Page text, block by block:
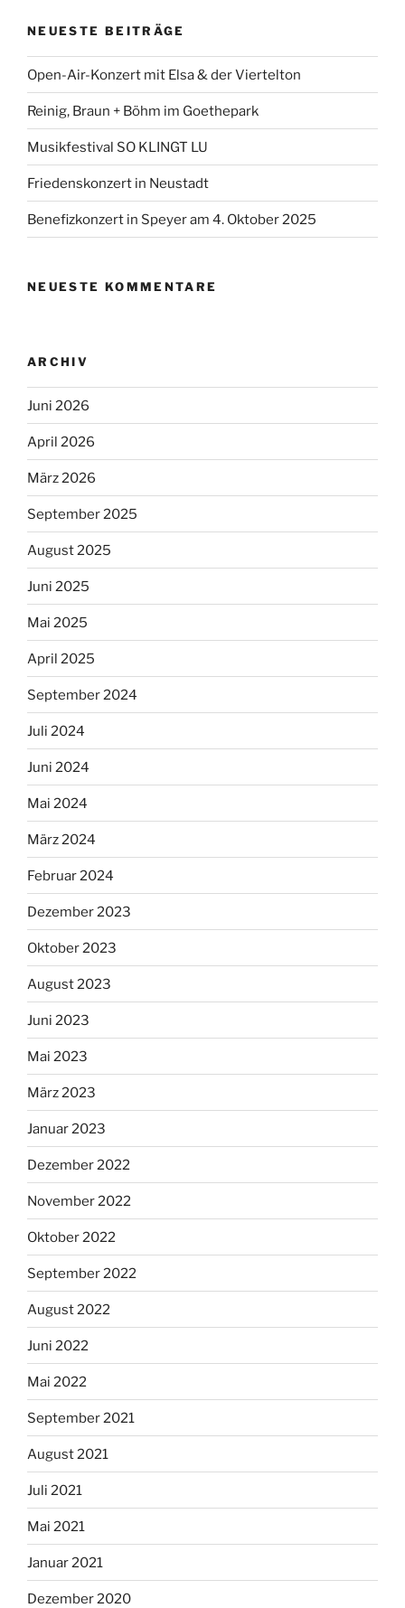
NEUESTE BEITRÄGE
Open-Air-Konzert mit Elsa & der Viertelton
Reinig, Braun + Böhm im Goethepark
Musikfestival SO KLINGT LU
Friedenskonzert in Neustadt
Benefizkonzert in Speyer am 4. Oktober 2025
NEUESTE KOMMENTARE
ARCHIV
Juni 2026
April 2026
März 2026
September 2025
August 2025
Juni 2025
Mai 2025
April 2025
September 2024
Juli 2024
Juni 2024
Mai 2024
März 2024
Februar 2024
Dezember 2023
Oktober 2023
August 2023
Juni 2023
Mai 2023
März 2023
Januar 2023
Dezember 2022
November 2022
Oktober 2022
September 2022
August 2022
Juni 2022
Mai 2022
September 2021
August 2021
Juli 2021
Mai 2021
Januar 2021
Dezember 2020